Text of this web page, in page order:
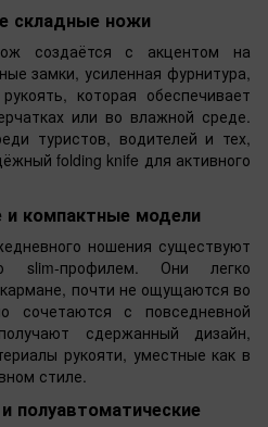
складные ножи
создаётся с акцентом на
замки, усиленная фурнитура,
которая обеспечивает
или во влажной среде.
туристов, водителей и тех,
folding knife для активного
компактные модели
ношения существуют
slim-профилем. Они легко
почти не ощущаются во
сочетаются с повседневной
сдержанный дизайн,
рукояти, уместные как в
стиле.
полуавтоматические